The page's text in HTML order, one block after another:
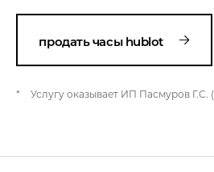
продать часы hublot
* Услугу оказывает ИП Пасмуров